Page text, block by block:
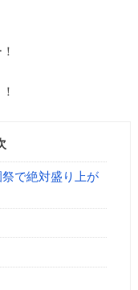
で絶対盛り上が